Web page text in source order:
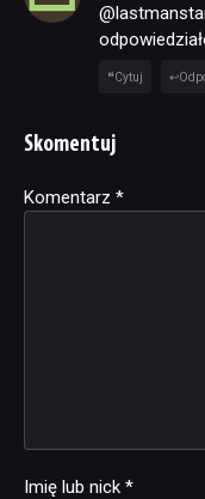
Cytuj
Skomentuj
Komentarz *
Imię lub nick *
Alternative: